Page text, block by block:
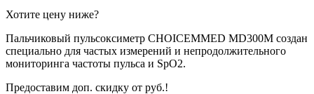
Хотите цену ниже?
Пальчиковый пульсоксиметр CHOICEMMED MD300М создан
специально для частых измерений и непродолжительного
мониторинга частоты пульса и SpO2.
Предоставим доп. скидку от руб.!